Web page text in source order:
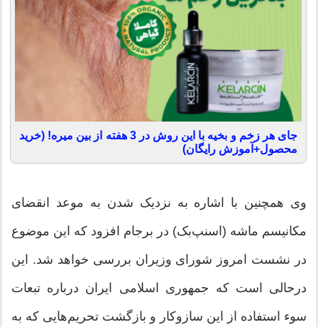
جای هر زخم و بخیه با این روش در 3 هفته از بین میره! (خرید
محصول+آموزش رایگان)
وی همچنین با اشاره به نزدیک شدن به موعد انقضای
مکانیسم ماشه (اسنپ‌بک) در برجام افزود که این موضوع
در نشست امروز شورای وزیران بررسی خواهد شد. این
درحالی است که جمهوری اسلامی ایران درباره تبعات
سوء استفاده از این سازوکار و بازگشت تحریم‌هایی که به